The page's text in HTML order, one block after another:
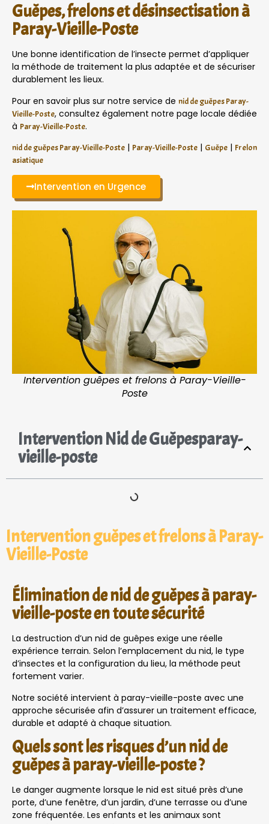
Guêpes, frelons et désinsectisation à
Paray-Vieille-Poste
Une bonne identification de l’insecte permet d’appliquer
la méthode de traitement la plus adaptée et de sécuriser
durablement les lieux.
Pour en savoir plus sur notre service de nid de guêpes Paray-
Vieille-Poste, consultez également notre page locale dédiée
à Paray-Vieille-Poste.
nid de guêpes Paray-Vieille-Poste | Paray-Vieille-Poste | Guêpe | Frelon
asiatique
Intervention en Urgence
Intervention guêpes et frelons à Paray-Vieille-
Poste
Intervention Nid de Guêpesparay-
vieille-poste
Intervention guêpes et frelons à Paray-
Vieille-Poste
Élimination de nid de guêpes à paray-
vieille-poste en toute sécurité
La destruction d’un nid de guêpes exige une réelle
expérience terrain. Selon l’emplacement du nid, le type
d’insectes et la configuration du lieu, la méthode peut
fortement varier.
Notre société intervient à paray-vieille-poste avec une
approche sécurisée afin d’assurer un traitement efficace,
durable et adapté à chaque situation.
Quels sont les risques d’un nid de
guêpes à paray-vieille-poste ?
Le danger augmente lorsque le nid est situé près d’une
porte, d’une fenêtre, d’un jardin, d’une terrasse ou d’une
zone fréquentée. Les enfants et les animaux sont